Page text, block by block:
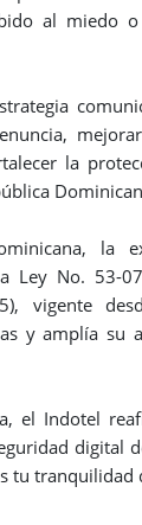
al miedo
la
la
Ley No. 53-
vigente
y amplía su
el Indotel
digital
tu tranquilidad